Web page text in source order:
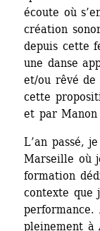
écoute où
création
depuis cette
une danse
et/ou rêvé de
cette
et par
L’an passé,
Marseille où
formation
contexte que
pleinement à